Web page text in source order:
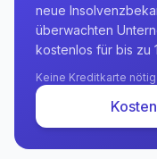
neue
überwachten
kostenlos für bis zu
Keine Kreditkarte